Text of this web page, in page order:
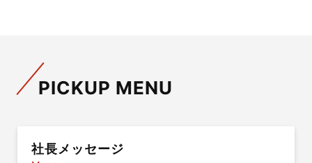
PICKUP MENU
社長メッセージ